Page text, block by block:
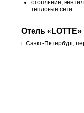
Отель «LOTTE»
г. Санкт-Петербург,
отопление,
тепловые сети